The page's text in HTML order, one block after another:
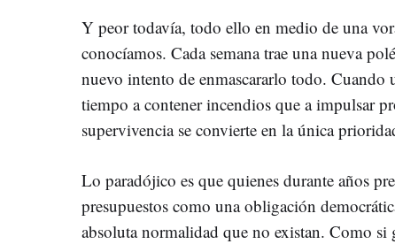
Y peor todavía, todo ello en medio de una
conocíamos. Cada semana trae una nueva
nuevo intento de enmascararlo todo. Cuando
tiempo a contener incendios que a impulsar
supervivencia se convierte en la única
Lo paradójico es que quienes durante años
presupuestos como una obligación
absoluta normalidad que no existan. Como si